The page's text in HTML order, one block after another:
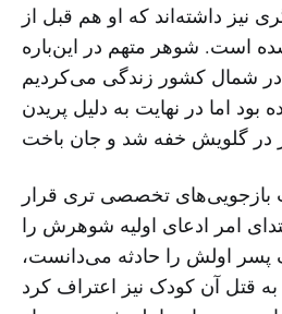
نیز داشته‌اند که او هم قبل از
است. شوهر متهم در این‌باره
شمال کشور زندگی می‌کردیم
بود اما در ‌‌نهایت به دلیل پریدن
بازجویی‌های تخصصی تری قرار
امر ادعای اولیه شوهرش را
اولش را حادثه می‌دانست،
به قتل آن کودک نیز اعتراف کرد